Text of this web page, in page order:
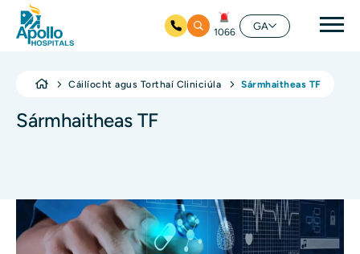
1066
GA
Cáilíocht agus Torthaí Cliniciúla Sármhaitheas TF
Sármhaitheas TF